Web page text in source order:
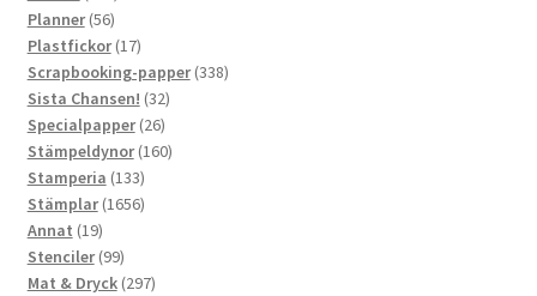
produkter
Planner 5656
produkter
Plastfickor 1717
produkter
Scrapbooking-papper 338338
Sista Chansen! 3232
produkter
Specialpapper 2626
produkter
Stämpeldynor 160160
Stamperia 133133
produkter
Stämplar 16561656
Annat 1919
produkter
Stenciler 9999
produkter
Mat & Dryck 297297